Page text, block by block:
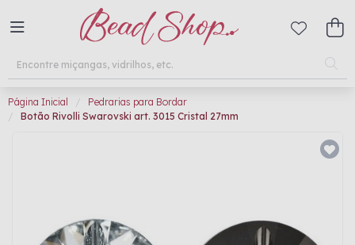
Página Inicial
Pedrarias para Bordar
Botão Rivolli Swarovski art. 3015 Cristal 27mm